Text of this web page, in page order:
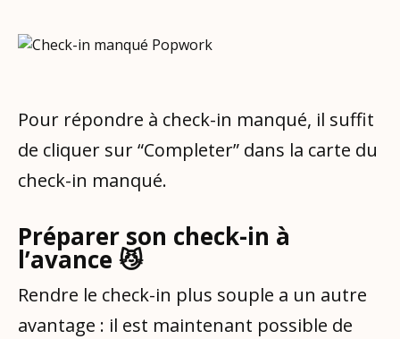
Pour répondre à check-in manqué, il suffit
de cliquer sur “Completer” dans la carte du
check-in manqué.
Préparer son check-in à
l’avance 😼
Rendre le check-in plus souple a un autre
avantage : il est maintenant possible de